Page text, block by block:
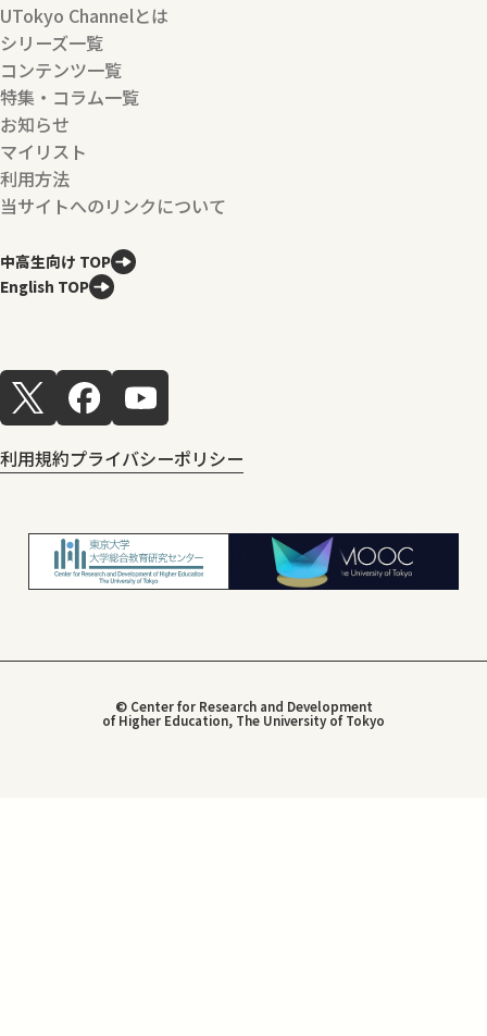
UTokyo Channelとは
シリーズ一覧
コンテンツ一覧
特集・コラム一覧
お知らせ
マイリスト
利用方法
当サイトへのリンクについて
中高生向け TOP
English TOP
利用規約プライバシーポリシー
© Center for Research and Development
of Higher Education, The University of Tokyo